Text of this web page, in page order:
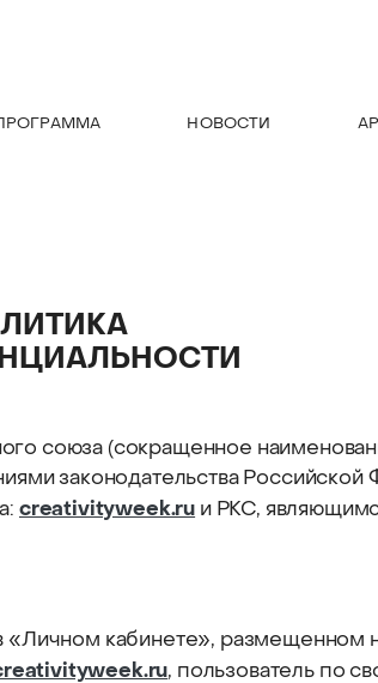
НОВОСТИ
союза (сокращенное
законодательства
creativityweek.ru и РКС,
«Личном кабинете», размещенном
, пользователь по